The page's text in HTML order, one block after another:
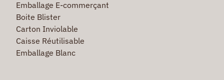
Emballage E-commerçant
Boite Blister
Carton Inviolable
Caisse Réutilisable
Emballage Blanc